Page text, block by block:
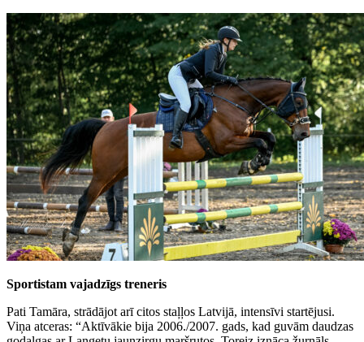
Sportistam vajadzīgs treneris
Pati Tamāra, strādājot arī citos staļļos Latvijā, intensīvi startējusi.
Viņa atceras: “Aktīvākie bija 2006./2007. gads, kad guvām daudzas